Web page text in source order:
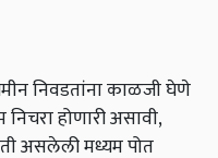
निवडतांना काळजी घेणे
होणारी असावी,
असलेली मध्यम पोत